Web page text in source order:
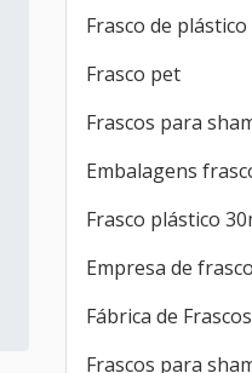
Frasco de plástico
Frasco pet
Frascos para
Embalagens
Frasco plástico
Empresa de
Fábrica de
Frascos para